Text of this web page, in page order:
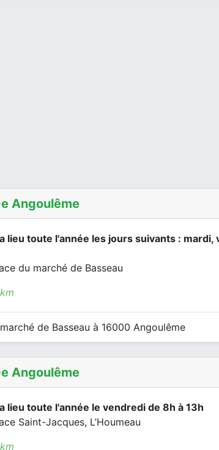
Angoulême
lieu toute l'année les jours suivants : mardi,
du marché de Basseau
de Basseau à 16000 Angoulême
Angoulême
lieu toute l'année le vendredi de 8h à 13h
Saint-Jacques, L’Houmeau